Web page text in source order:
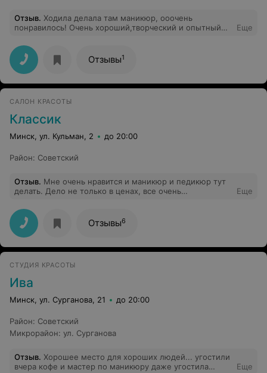
Отзыв. Ходила делала там маникюр, ооочень
понравилось! Очень хороший,творческий и опытный
Рекомендую!
Еще
Отзывы1
САЛОН КРАСОТЫ
Классик
Минск, ул. Кульман, 2 до 20:00
Район: Советский
Отзыв. Мне очень нравится и маникюр и педикюр тут
делать. Дело не только в ценах, все очень
Рекомендую.
Еще
Отзывы6
СТУДИЯ КРАСОТЫ
Ива
Минск, ул. Сурганова, 21 до 20:00
Район: Советский
Микрорайон: ул. Сурганова
Отзыв. Хорошее место для хороших людей... угостили
вчера кофе и мастер по маникюру даже угостила
Еще